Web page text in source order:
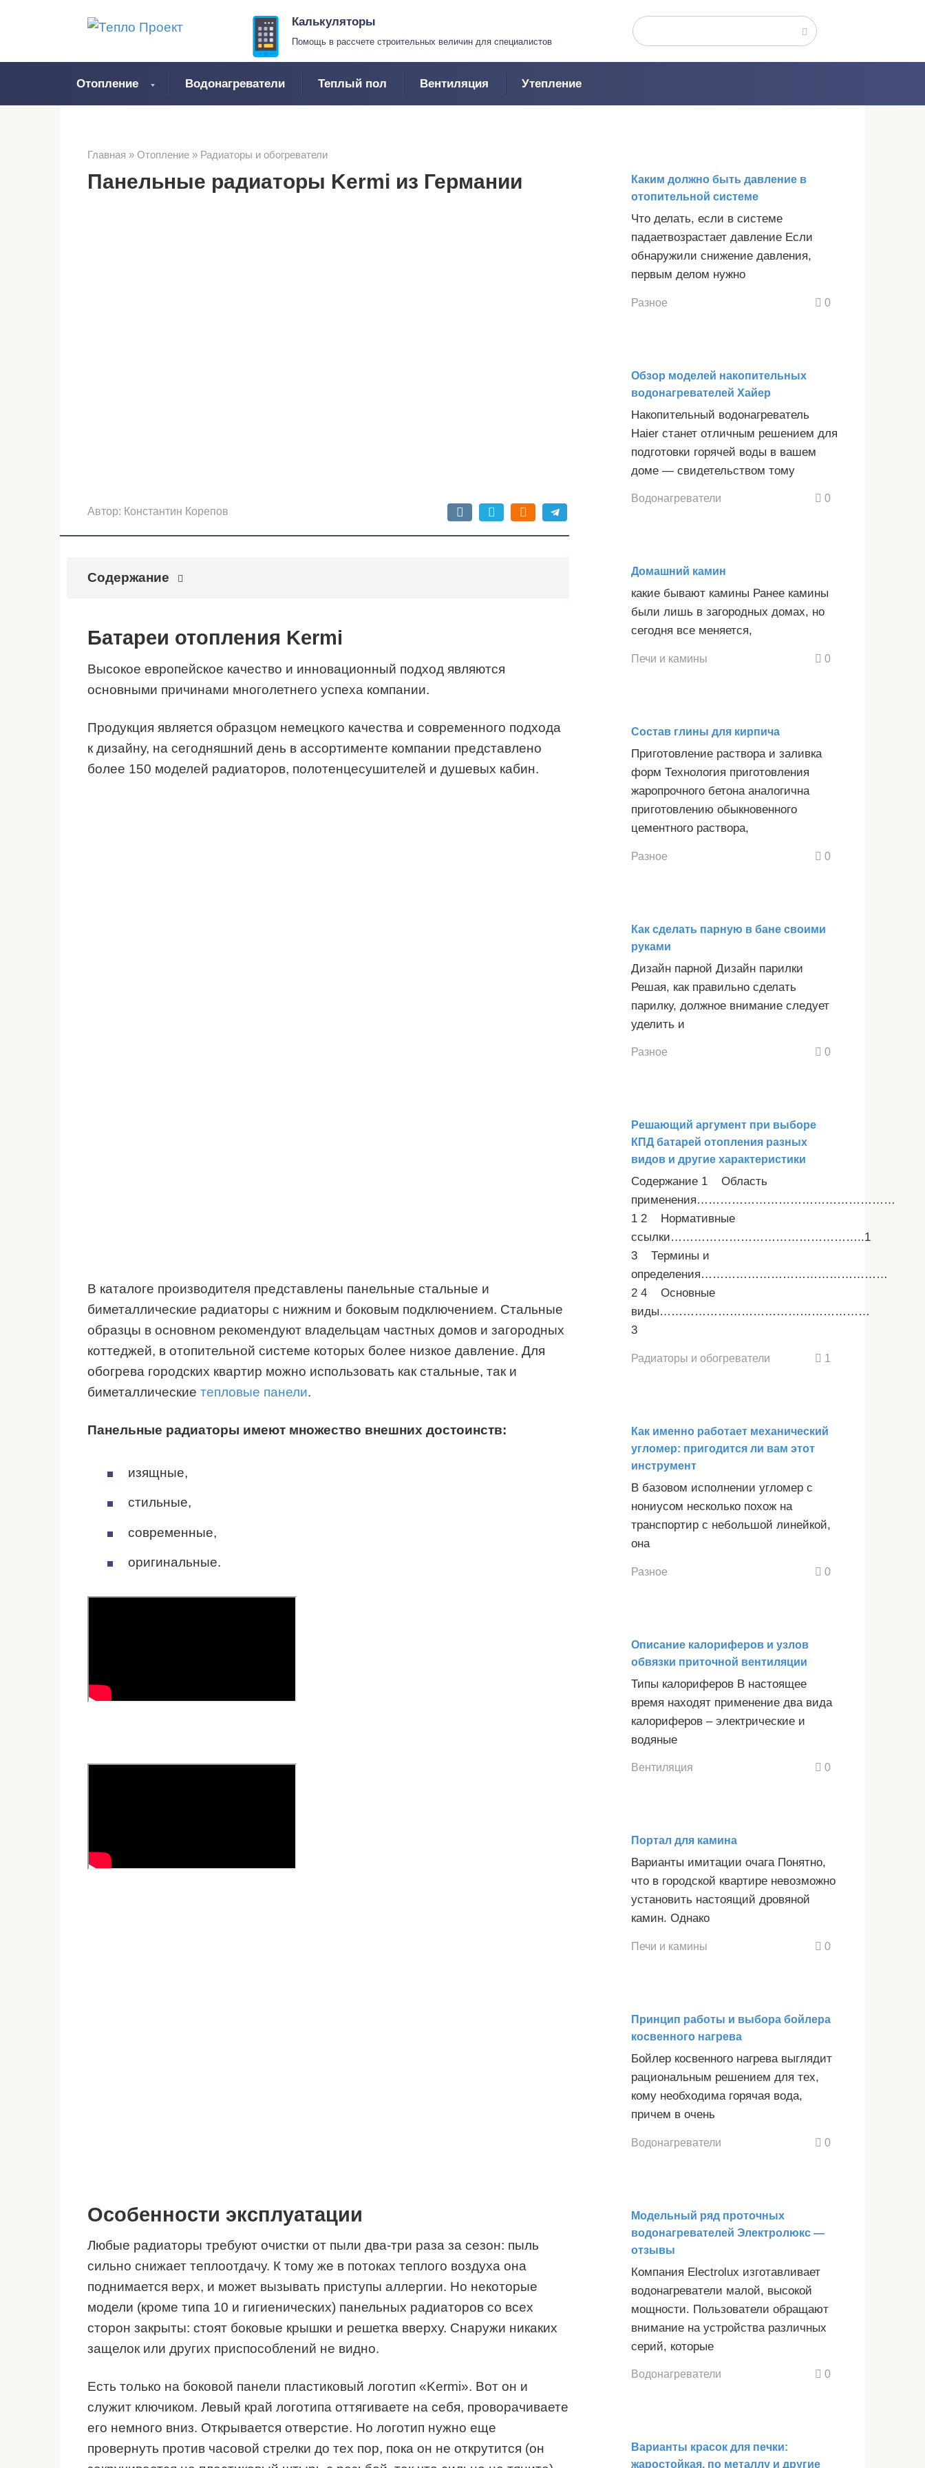
Калькуляторы
Помощь в рассчете строительных величин для специалистов
Поиск:
Отопление Водонагреватели Теплый пол Вентиляция Утепление
Главная » Отопление » Радиаторы и обогреватели
Панельные радиаторы Kermi из Германии
Автор: Константин Корепов
Содержание
Батареи отопления Kermi
Высокое европейское качество и инновационный подход являются
основными причинами многолетнего успеха компании.
Продукция является образцом немецкого качества и современного подхода
к дизайну, на сегодняшний день в ассортименте компании представлено
более 150 моделей радиаторов, полотенцесушителей и душевых кабин.
В каталоге производителя представлены панельные стальные и
биметаллические радиаторы с нижним и боковым подключением. Стальные
образцы в основном рекомендуют владельцам частных домов и загородных
коттеджей, в отопительной системе которых более низкое давление. Для
обогрева городских квартир можно использовать как стальные, так и
биметаллические тепловые панели.
Панельные радиаторы имеют множество внешних достоинств:
изящные,
стильные,
современные,
оригинальные.
Особенности эксплуатации
Любые радиаторы требуют очистки от пыли два-три раза за сезон: пыль
сильно снижает теплоотдачу. К тому же в потоках теплого воздуха она
поднимается верх, и может вызывать приступы аллергии. Но некоторые
модели (кроме типа 10 и гигиенических) панельных радиаторов со всех
сторон закрыты: стоят боковые крышки и решетка вверху. Снаружи никаких
защелок или других приспособлений не видно.
Есть только на боковой панели пластиковый логотип «Kermi». Вот он и
служит ключиком. Левый край логотипа оттягиваете на себя, проворачиваете
его немного вниз. Открывается отверстие. Но логотип нужно еще
провернуть против часовой стрелки до тех пор, пока он не открутится (он
Каким должно быть давление в
отопительной системе
Что делать, если в системе
падаетвозрастает давление Если
обнаружили снижение давления,
первым делом нужно
Разное 0
Обзор моделей накопительных
водонагревателей Хайер
Накопительный водонагреватель
Haier станет отличным решением для
подготовки горячей воды в вашем
доме — свидетельством тому
Водонагреватели 0
Домашний камин
какие бывают камины Ранее камины
были лишь в загородных домах, но
сегодня все меняется,
Печи и камины 0
Состав глины для кирпича
Приготовление раствора и заливка
форм Технология приготовления
жаропрочного бетона аналогична
приготовлению обыкновенного
цементного раствора,
Разное 0
Как сделать парную в бане своими
руками
Дизайн парной Дизайн парилки
Решая, как правильно сделать
парилку, должное внимание следует
уделить и
Разное 0
Решающий аргумент при выборе
КПД батарей отопления разных
видов и другие характеристики
Содержание 1 Область
применения……………………………………………
1 2 Нормативные
ссылки…………………………………………..1
3 Термины и
определения…………………………………………
2 4 Основные
виды………………………………………………
3
Радиаторы и обогреватели 1
Как именно работает механический
угломер: пригодится ли вам этот
инструмент
В базовом исполнении угломер с
нониусом несколько похож на
транспортир с небольшой линейкой,
она
Разное 0
Описание калориферов и узлов
обвязки приточной вентиляции
Типы калориферов В настоящее
время находят применение два вида
калориферов – электрические и
водяные
Вентиляция 0
Портал для камина
Варианты имитации очага Понятно,
что в городской квартире невозможно
установить настоящий дровяной
камин. Однако
Печи и камины 0
Принцип работы и выбора бойлера
косвенного нагрева
Бойлер косвенного нагрева выглядит
рациональным решением для тех,
кому необходима горячая вода,
причем в очень
Водонагреватели 0
Модельный ряд проточных
водонагревателей Электролюкс —
отзывы
Компания Electrolux изготавливает
водонагреватели малой, высокой
мощности. Пользователи обращают
внимание на устройства различных
серий, которые
Водонагреватели 0
Варианты красок для печки:
жаростойкая, по металлу и другие